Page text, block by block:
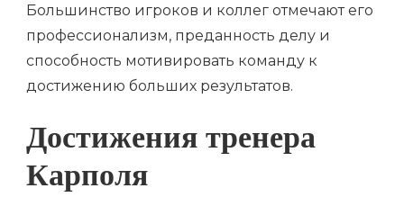
Большинство игроков и коллег отмечают его
профессионализм, преданность делу и
способность мотивировать команду к
достижению больших результатов.
Достижения тренера
Карполя